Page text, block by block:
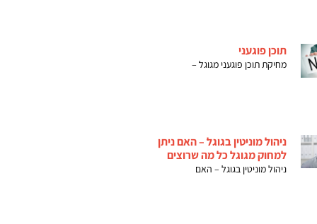
תוכן פוגעני
מחיקת תוכן פוגעני מגוגל –
ניהול מוניטין בגוגל – האם ניתן
למחוק מגוגל כל מה שרוצים
ניהול מוניטין בגוגל – האם